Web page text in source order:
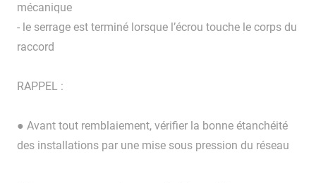
mécanique
- le serrage est terminé lorsque l’écrou touche le corps du
raccord
RAPPEL :
● Avant tout remblaiement, vérifier la bonne étanchéité
des installations par une mise sous pression du réseau